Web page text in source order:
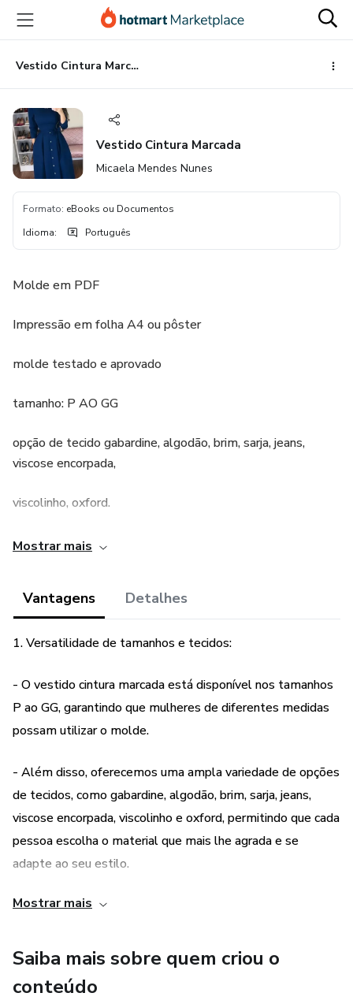
para
conteúdo
principal
para
pagamento
para
rodapé
Vestido Cintura Marcada
Vestido Cintura Marcada
Micaela Mendes Nunes
Formato: eBooks ou Documentos
Idioma: Português
Molde em PDF
Impressão em folha A4 ou pôster
molde testado e aprovado
tamanho: P AO GG
opção de tecido gabardine, algodão, brim, sarja, jeans,
viscose encorpada,
viscolinho, oxford.
Agradeço pela compra <3
Mostrar mais
Vantagens Detalhes
1. Versatilidade de tamanhos e tecidos:
- O vestido cintura marcada está disponível nos tamanhos
P ao GG, garantindo que mulheres de diferentes medidas
possam utilizar o molde.
- Além disso, oferecemos uma ampla variedade de opções
de tecidos, como gabardine, algodão, brim, sarja, jeans,
viscose encorpada, viscolinho e oxford, permitindo que cada
pessoa escolha o material que mais lhe agrada e se
adapte ao seu estilo.
2. Facilidade de uso e personalização:
- O molde em PDF permite que você imprima o vestido
em folhas A4 ou pôster, tornando o processo de
montagem do molde mais prático e acessível.
Mostrar mais
Saiba mais sobre quem criou o
conteúdo